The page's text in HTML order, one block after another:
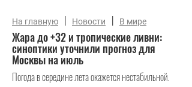
На главную | Новости | В мире
Жара до +32 и тропические ливни:
синоптики уточнили прогноз для
Москвы на июль
Погода в середине лета окажется нестабильной.